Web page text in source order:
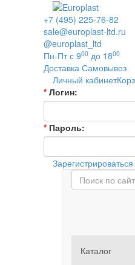
+7 (495) 225-76-82
sale@europlast-ltd.ru
@europlast_ltd
Пн-Пт с 900 до 1800
Доставка Самовывоз
Личный кабинет
* Логин:
* Пароль:
Зарегистрироваться
Каталог